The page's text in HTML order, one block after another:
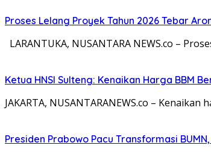
Proses Lelang Proyek Tahun 2026 Tebar
LARANTUKA, NUSANTARA NEWS.co –
Ketua HNSI Sulteng: Kenaikan Harga BBM
JAKARTA, NUSANTARANEWS.co –
Presiden Prabowo Pacu Transformasi